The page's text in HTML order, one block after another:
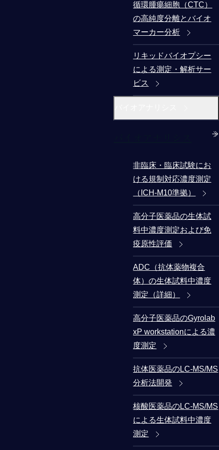
循環腫瘍細胞（CTC）
の高純度分離とバイオ
マーカー分析
リキッドバイオプシー
による測定・解析サー
ビス
非臨床・臨床試験にお
ける規制対応濃度測定
（ICH-M10準拠）
高分子医薬品の生体試
料中濃度測定および免
疫原性評価
ADC（抗体薬物複合
体）の生体試料中濃度
測定（詳細）
高分子医薬品のGyrolab
xP workstationによる濃
度測定
抗体医薬品のLC-MS/MS
分析法開発
核酸医薬品のLC-MS/MS
による生体試料中濃度
測定